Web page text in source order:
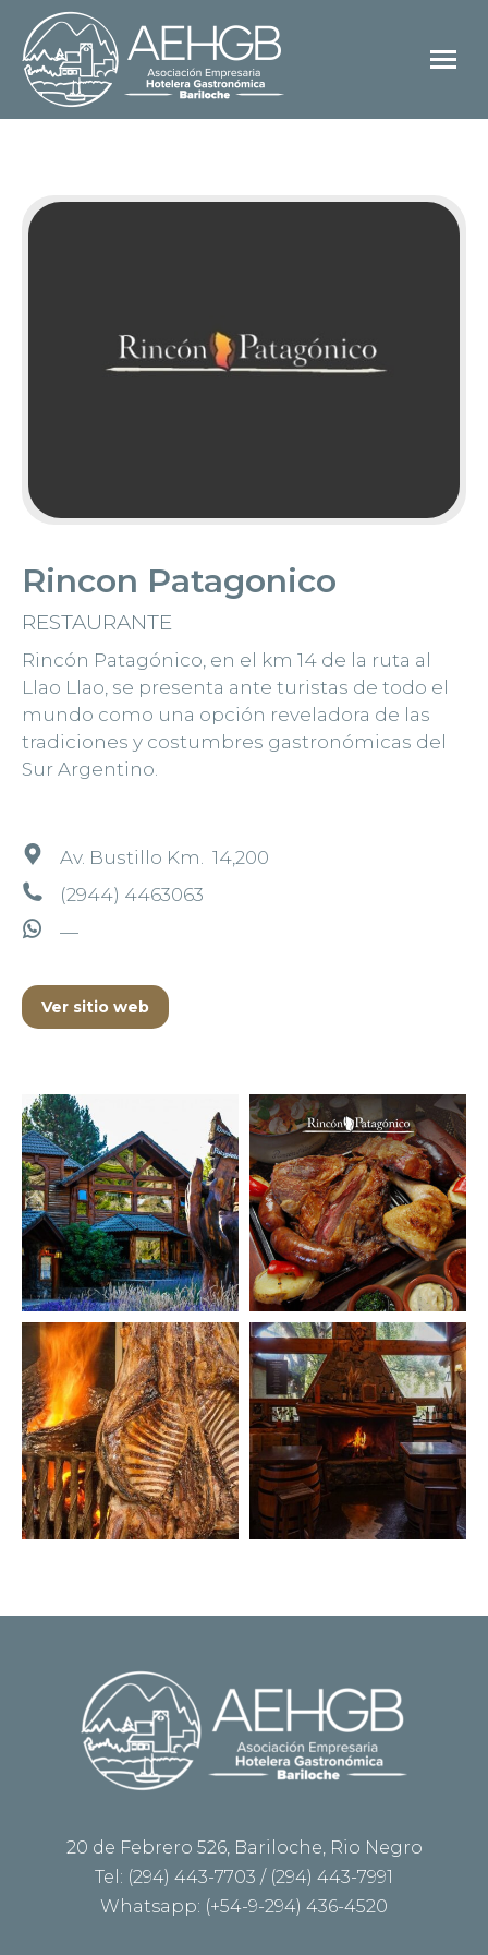
Rincon Patagonico
RESTAURANTE
Rincón Patagónico, en el km 14 de la ruta al
Llao Llao, se presenta ante turistas de todo el
mundo como una opción reveladora de las
tradiciones y costumbres gastronómicas del
Sur Argentino.
Av. Bustillo Km. 14,200
(2944) 4463063
—
Ver sitio web
20 de Febrero 526, Bariloche, Rio Negro
Tel: (294) 443-7703 / (294) 443-7991
Whatsapp: (+54-9-294) 436-4520